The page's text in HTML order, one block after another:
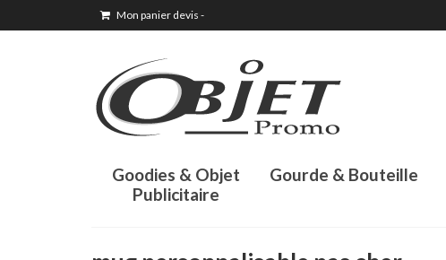
Mon panier devis -
Goodies & Objet
Publicitaire
Gourde & Bouteille